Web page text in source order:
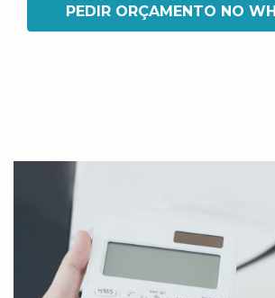
PEDIR ORÇAMENTO NO